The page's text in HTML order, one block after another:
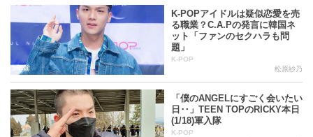
3年前
K-POPアイドルは疑似恋愛を売
る職業？C.A.Pの発言に韓国ネ
ット「ファンのセクハラも問
題」
K-POP
松原紗乃
「僕のANGELにすごく会いたい
日‥」TEEN TOPのRICKY本日
(1/18)軍入隊
K-POP